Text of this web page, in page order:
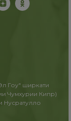
Гоу" ширкати
Чумхурии Кипр)
Нусратулло